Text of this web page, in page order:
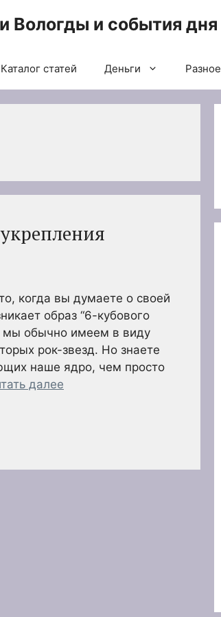
Вологды и события дня
Каталог статей Деньги Разное
когда вы думаете о своей
образ “6-кубового
мы обычно имеем в виду
рок-звезд. Но знаете
наше ядро, чем просто
далее